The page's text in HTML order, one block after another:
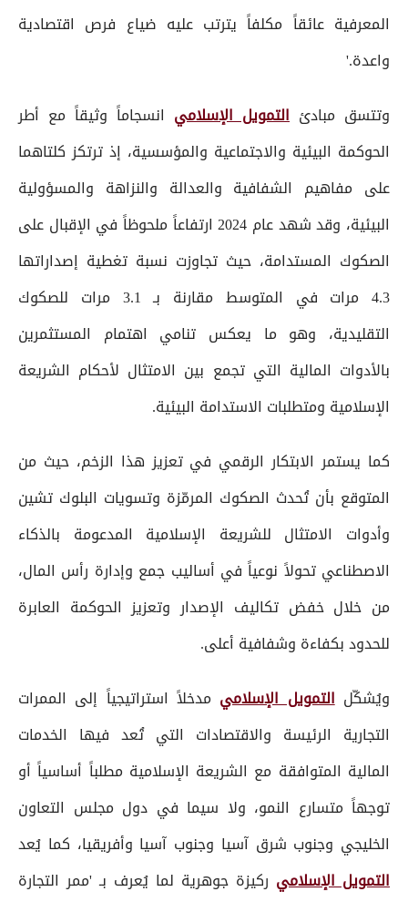
المعرفية عائقاً مكلفاً يترتب عليه ضياع فرص اقتصادية
واعدة.'
وتتسق مبادئ التمويل الإسلامي انسجاماً وثيقاً مع أطر
الحوكمة البيئية والاجتماعية والمؤسسية، إذ ترتكز كلتاهما
على مفاهيم الشفافية والعدالة والنزاهة والمسؤولية
البيئية، وقد شهد عام 2024 ارتفاعاً ملحوظاً في الإقبال على
الصكوك المستدامة، حيث تجاوزت نسبة تغطية إصداراتها
4.3 مرات في المتوسط مقارنة بـ 3.1 مرات للصكوك
التقليدية، وهو ما يعكس تنامي اهتمام المستثمرين
بالأدوات المالية التي تجمع بين الامتثال لأحكام الشريعة
الإسلامية ومتطلبات الاستدامة البيئية.
كما يستمر الابتكار الرقمي في تعزيز هذا الزخم، حيث من
المتوقع بأن تُحدث الصكوك المرمّزة وتسويات البلوك تشين
وأدوات الامتثال للشريعة الإسلامية المدعومة بالذكاء
الاصطناعي تحولاً نوعياً في أساليب جمع وإدارة رأس المال،
من خلال خفض تكاليف الإصدار وتعزيز الحوكمة العابرة
للحدود بكفاءة وشفافية أعلى.
ويُشكّلالتمويل الإسلامي مدخلاً استراتيجياً إلى الممرات
التجارية الرئيسة والاقتصادات التي تُعد فيها الخدمات
المالية المتوافقة مع الشريعة الإسلامية مطلباً أساسياً أو
توجهاً متسارع النمو، ولا سيما في دول مجلس التعاون
الخليجي وجنوب شرق آسيا وجنوب آسيا وأفريقيا، كما يُعد
التمويل الإسلامي ركيزة جوهرية لما يُعرف بـ 'ممر التجارة